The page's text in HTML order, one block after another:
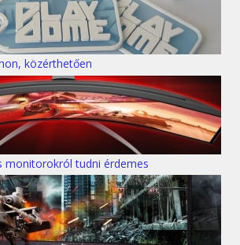
közérthetően
monitorokról tudni érdemes